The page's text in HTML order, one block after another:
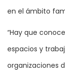
en el ámbito
“Hay que
espacios y
organizaciones